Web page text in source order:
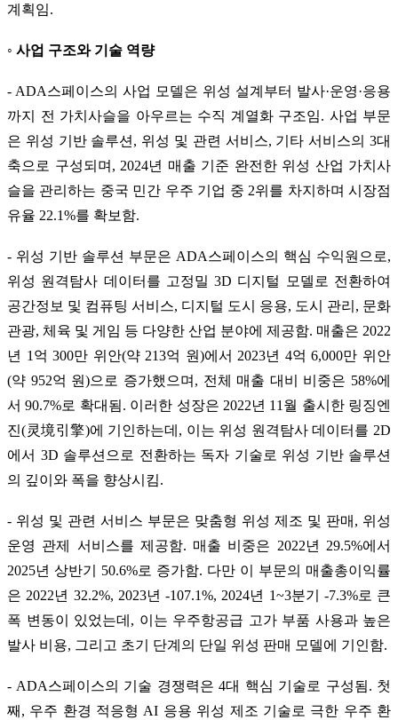
계획임.
◦ 사업 구조와 기술 역량
- ADA스페이스의 사업 모델은 위성 설계부터 발사·운영·응용
까지 전 가치사슬을 아우르는 수직 계열화 구조임. 사업 부문
은 위성 기반 솔루션, 위성 및 관련 서비스, 기타 서비스의 3대
축으로 구성되며, 2024년 매출 기준 완전한 위성 산업 가치사
슬을 관리하는 중국 민간 우주 기업 중 2위를 차지하며 시장점
유율 22.1%를 확보함.
- 위성 기반 솔루션 부문은 ADA스페이스의 핵심 수익원으로,
위성 원격탐사 데이터를 고정밀 3D 디지털 모델로 전환하여
공간정보 및 컴퓨팅 서비스, 디지털 도시 응용, 도시 관리, 문화
관광, 체육 및 게임 등 다양한 산업 분야에 제공함. 매출은 2022
년 1억 300만 위안(약 213억 원)에서 2023년 4억 6,000만 위안
(약 952억 원)으로 증가했으며, 전체 매출 대비 비중은 58%에
서 90.7%로 확대됨. 이러한 성장은 2022년 11월 출시한 링징엔
진(灵境引擎)에 기인하는데, 이는 위성 원격탐사 데이터를 2D
에서 3D 솔루션으로 전환하는 독자 기술로 위성 기반 솔루션
의 깊이와 폭을 향상시킴.
- 위성 및 관련 서비스 부문은 맞춤형 위성 제조 및 판매, 위성
운영 관제 서비스를 제공함. 매출 비중은 2022년 29.5%에서
2025년 상반기 50.6%로 증가함. 다만 이 부문의 매출총이익률
은 2022년 32.2%, 2023년 -107.1%, 2024년 1~3분기 -7.3%로 큰
폭 변동이 있었는데, 이는 우주항공급 고가 부품 사용과 높은
발사 비용, 그리고 초기 단계의 단일 위성 판매 모델에 기인함.
- ADA스페이스의 기술 경쟁력은 4대 핵심 기술로 구성됨. 첫
째, 우주 환경 적응형 AI 응용 위성 제조 기술로 극한 우주 환